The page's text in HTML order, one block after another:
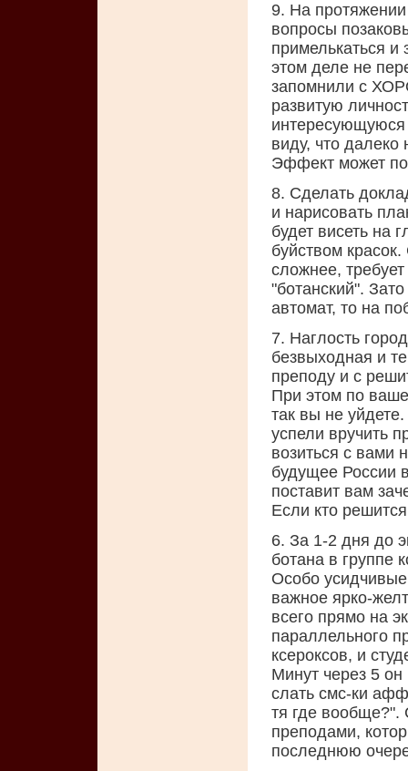
9. На протяжении
вопросы
примелькаться и
этом деле не
запомнили с
развитую
интересующуюся
виду, что далеко
Эффект может
8. Сделать
и нарисовать
будет висеть на
буйством
сложнее,
"ботанский".
автомат, то на
7. Наглость
безвыходная и
преподу и с
При этом по
так вы не
успели вручить
возиться с вами
будущее России
поставит вам
Если кто
6. За 1-2 дня до
ботана в группе
Особо
важное ярко-
всего прямо на
параллельного
ксероксов, и
Минут через 5 он
слать смс-ки
тя где вообще?".
преподами,
последнюю